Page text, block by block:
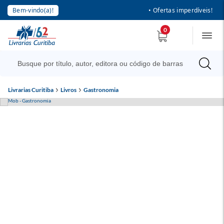
Bem-vindo(a)! • Ofertas imperdíveis!
0
Livrarias Curitiba Livros Gastronomia